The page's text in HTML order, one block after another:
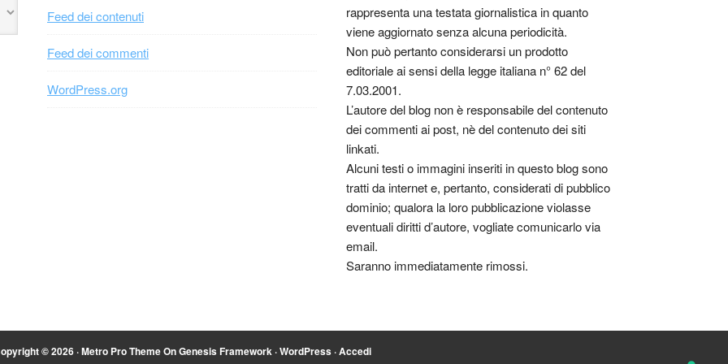
Feed dei contenuti
Feed dei commenti
WordPress.org
rappresenta una testata giornalistica in quanto
viene aggiornato senza alcuna periodicità.
Non può pertanto considerarsi un prodotto
editoriale ai sensi della legge italiana n° 62 del
7.03.2001.
L’autore del blog non è responsabile del contenuto
dei commenti ai post, nè del contenuto dei siti
linkati.
Alcuni testi o immagini inseriti in questo blog sono
tratti da internet e, pertanto, considerati di pubblico
dominio; qualora la loro pubblicazione violasse
eventuali diritti d’autore, vogliate comunicarlo via
email.
Saranno immediatamente rimossi.
© 2026 ·Metro Pro ThemeOnGenesis Framework·WordPress·Accedi